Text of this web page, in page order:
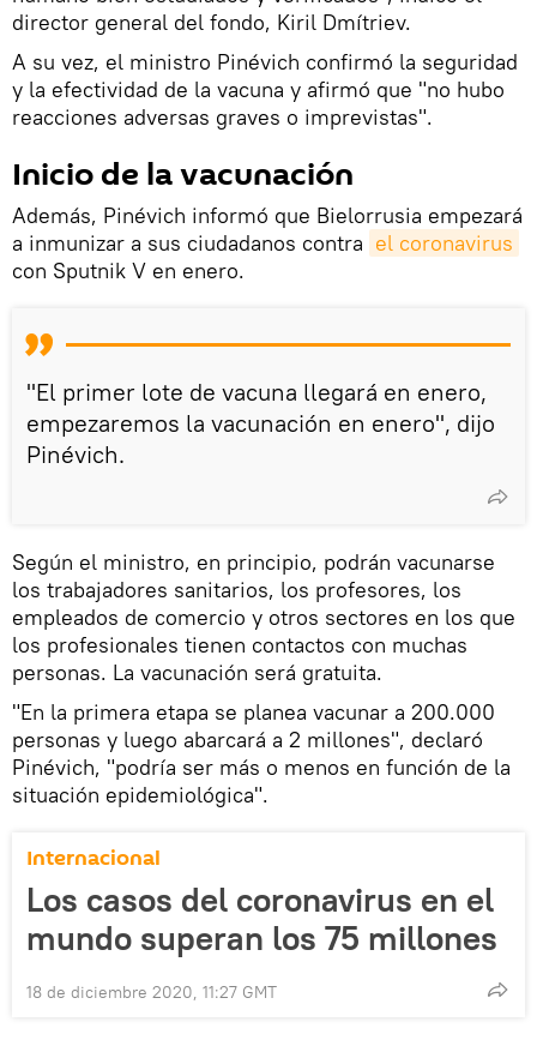
director general del fondo, Kiril Dmítriev.
A su vez, el ministro Pinévich confirmó la seguridad
y la efectividad de la vacuna y afirmó que "no hubo
reacciones adversas graves o imprevistas".
Inicio de la vacunación
Además, Pinévich informó que Bielorrusia empezará
a inmunizar a sus ciudadanos contra el coronavirus
con Sputnik V en enero.
"El primer lote de vacuna llegará en enero,
empezaremos la vacunación en enero", dijo
Pinévich.
Según el ministro, en principio, podrán vacunarse
los trabajadores sanitarios, los profesores, los
empleados de comercio y otros sectores en los que
los profesionales tienen contactos con muchas
personas. La vacunación será gratuita.
"En la primera etapa se planea vacunar a 200.000
personas y luego abarcará a 2 millones", declaró
Pinévich, "podría ser más o menos en función de la
situación epidemiológica".
Internacional
Los casos del coronavirus en el
mundo superan los 75 millones
18 de diciembre 2020, 11:27 GMT